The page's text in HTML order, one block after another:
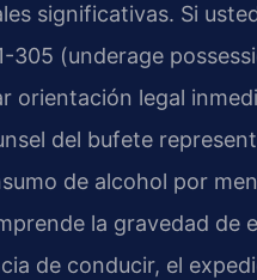
significativas. Si
305 (underage
orientación legal
del bufete
de alcohol por
la gravedad de
de conducir, el